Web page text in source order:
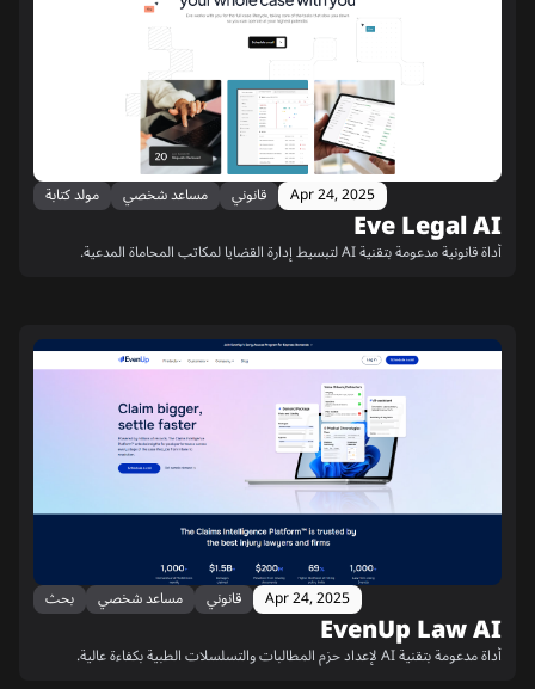
Apr 24, 2025 قانوني مساعد شخصي مولد كتابة
Eve Legal AI
أداة قانونية مدعومة بتقنية AI لتبسيط إدارة القضايا لمكاتب المحاماة المدعية.
Apr 24, 2025 قانوني مساعد شخصي بحث
EvenUp Law AI
أداة مدعومة بتقنية AI لإعداد حزم المطالبات والتسلسلات الطبية بكفاءة عالية.